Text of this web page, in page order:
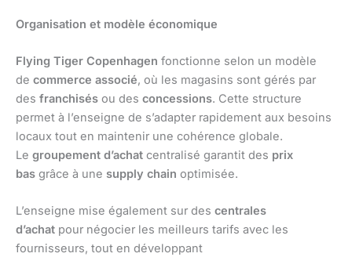
Organisation et modèle économique
Flying Tiger Copenhagen fonctionne selon un modèle
de commerce associé, où les magasins sont gérés par
des franchisés ou des concessions. Cette structure
permet à l’enseigne de s’adapter rapidement aux besoins
locaux tout en maintenir une cohérence globale.
Le groupement d’achat centralisé garantit des prix
bas grâce à une supply chain optimisée.
L’enseigne mise également sur des centrales
d’achat pour négocier les meilleurs tarifs avec les
fournisseurs, tout en développant